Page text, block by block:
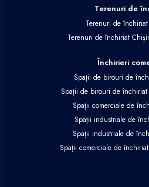
Terenuri de
Terenuri de
Terenuri de închiriat
Închirieri
Spații de birouri de
Spații de birouri de
Spații comerciale de
Spații industriale de
Spații industriale de
Spații comerciale de